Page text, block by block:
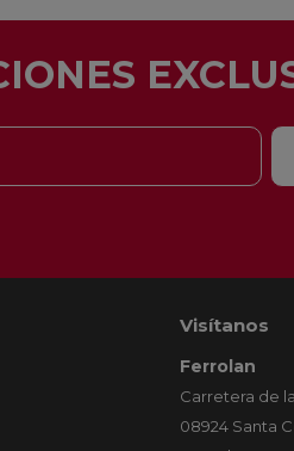
Visítanos
Ferrolan
Carretera de
08924 Santa